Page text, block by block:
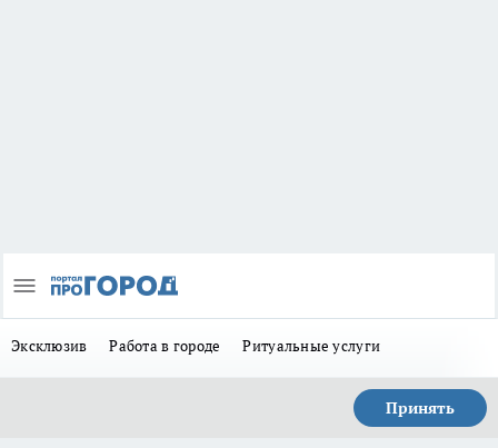
Эксклюзив Работа в городе Ритуальные услуги
Принять